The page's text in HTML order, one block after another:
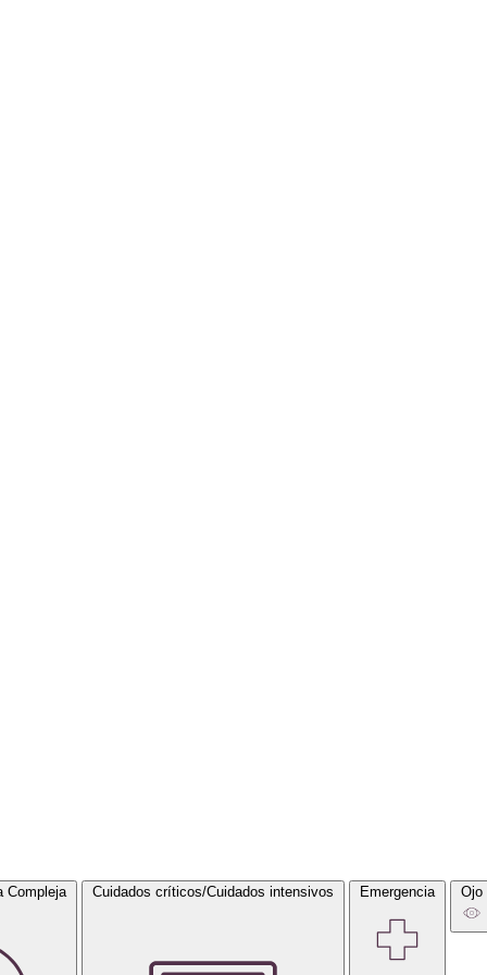
Compleja Cuidados críticos/Cuidados intensivos Emergencia Ojo